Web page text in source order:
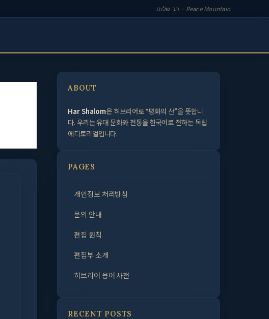
הר שלום · Peace Mountain
ABOUT
Har Shalom은 히브리어로 “평화의 산”을 뜻합니
다. 우리는 유대 문화와 전통을 한국어로 전하는 독립
에디토리얼입니다.
PAGES
개인정보 처리방침
문의 안내
편집 원칙
편집부 소개
히브리어 용어 사전
RECENT POSTS